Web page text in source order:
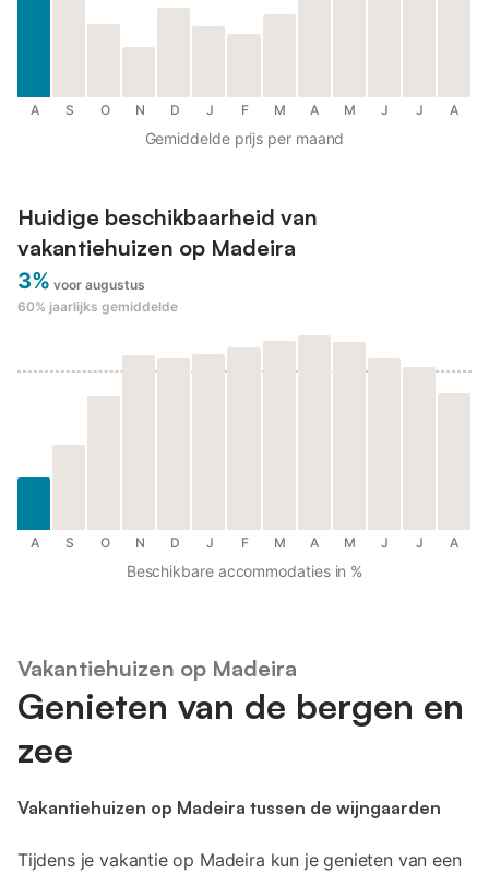
A S O N D J F M A M J J A
Gemiddelde prijs per maand
Huidige beschikbaarheid van
vakantiehuizen op Madeira
3% voor augustus
60% jaarlijks gemiddelde
A S O N D J F M A M J J A
Beschikbare accommodaties in %
Vakantiehuizen op Madeira
Genieten van de bergen en
zee
Vakantiehuizen op Madeira tussen de wijngaarden
Tijdens je vakantie op Madeira kun je genieten van een